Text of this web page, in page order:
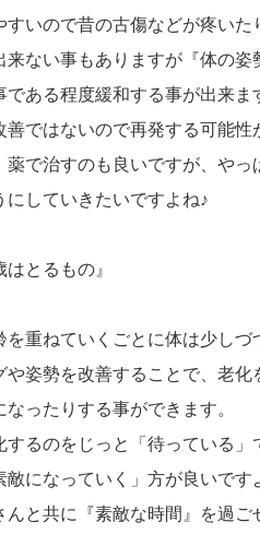
すいので昔の古傷などが疼い
来ない事もありますが『体の
である程度緩和する事が出来
善ではないので再発する可能
薬で治すのも良いですが、や
にしていきたいですよね♪
はとるもの』
を重ねていくごとに体は少し
や姿勢を改善することで、老
なったりする事ができます。
するのをじっと「待っている
敵になっていく」方が良いです
んと共に『素敵な時間』を過ご